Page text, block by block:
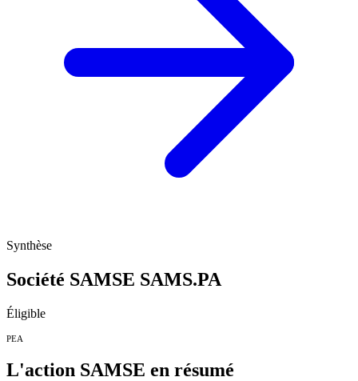
Synthèse
Société SAMSE SAMS.PA
Éligible
PEA
L'action SAMSE en résumé